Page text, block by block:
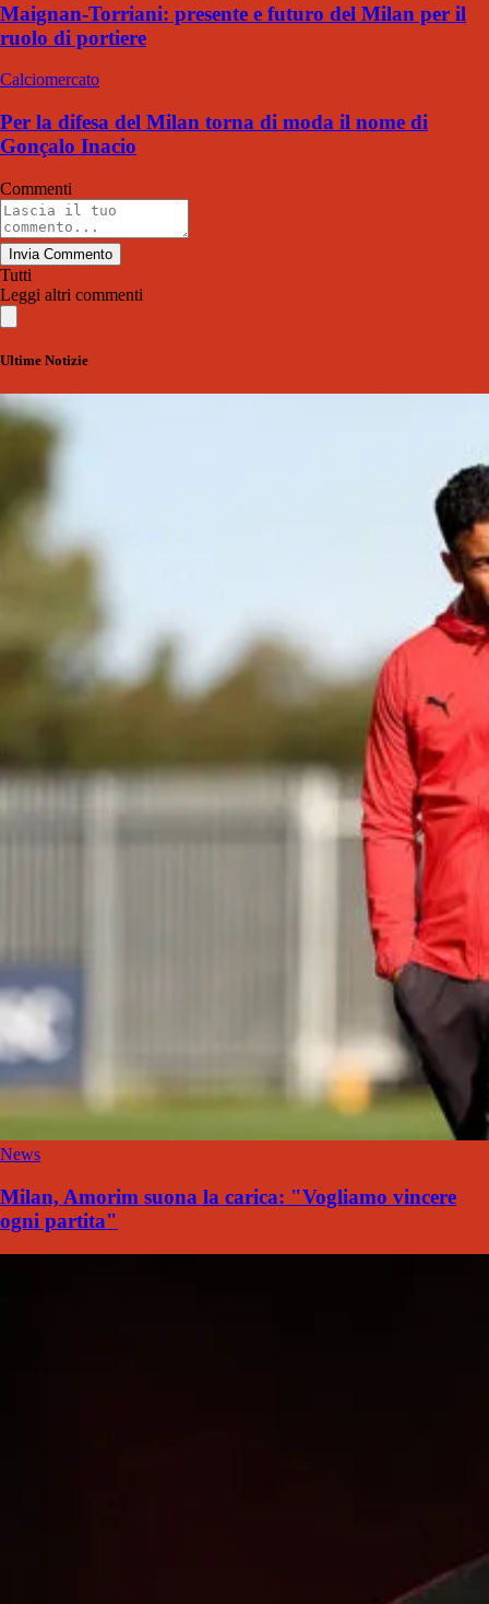
Maignan-Torriani: presente e futuro del Milan per il
ruolo di portiere
Calciomercato
Per la difesa del Milan torna di moda il nome di
Gonçalo Inacio
Commenti
Invia Commento
Tutti
Leggi altri commenti
Ultime Notizie
News
Milan, Amorim suona la carica: "Vogliamo vincere
ogni partita"